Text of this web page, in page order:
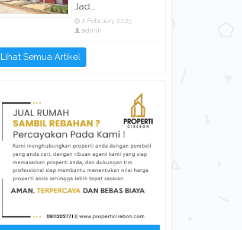
Jad...
2 February 2023
admin
Lihat Semua Artikel